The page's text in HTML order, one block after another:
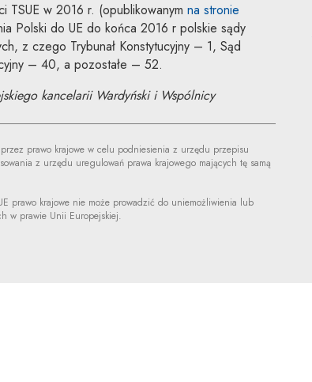
TSUE w 2016 r. (opublikowanym na stronie
w nowym oknie
Polski do UE do końca 2016 r polskie sądy
z czego Trybunał Konstytucyjny – 1, Sąd
– 40, a pozostałe – 52.
kancelarii Wardyński i Wspólnicy
prawo krajowe w celu podniesienia z urzędu przepisu
z urzędu uregulowań prawa krajowego mających tę samą
prawo krajowe nie może prowadzić do uniemożliwienia lub
w prawie Unii Europejskiej.